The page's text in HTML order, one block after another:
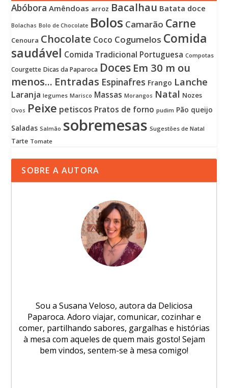
Abóbora Amêndoas arroz Bacalhau Batata doce
Bolachas Bolo de Chocolate Bolos Camarão Carne
Cenoura Chocolate Coco Cogumelos Comida
saudável Comida Tradicional Portuguesa Compotas
Courgette Dicas da Paparoca Doces Em 30 m ou
menos... Entradas Espinafres Frango Lanche
Laranja legumes Marisco Massas Morangos Natal Nozes
Ovos Peixe petiscos Pratos de forno pudim Pão queijo
Saladas Salmão sobremesas Sugestões de Natal
Tarte Tomate
SOBRE A AUTORA
Sou a Susana Veloso, autora da Deliciosa
Paparoca. Adoro viajar, comunicar, cozinhar e
comer, partilhando sabores, gargalhas e histórias
à mesa com aqueles de quem mais gosto! Sejam
bem vindos, sentem-se à mesa comigo!